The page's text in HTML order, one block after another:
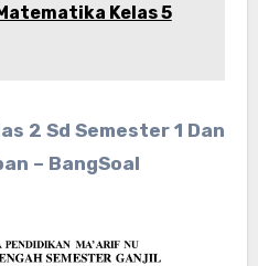
Kelas 5
2 Sd Semester 1 Dan
– BangSoal